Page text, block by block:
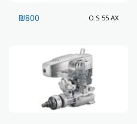
O.S 55 AX
₪800